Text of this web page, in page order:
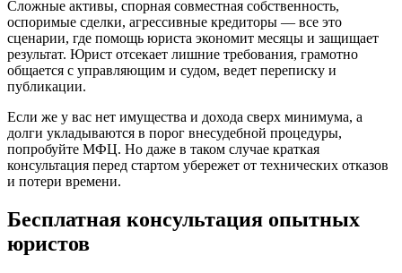
Сложные активы, спорная совместная собственность,
оспоримые сделки, агрессивные кредиторы — все это
сценарии, где помощь юриста экономит месяцы и защищает
результат. Юрист отсекает лишние требования, грамотно
общается с управляющим и судом, ведет переписку и
публикации.
Если же у вас нет имущества и дохода сверх минимума, а
долги укладываются в порог внесудебной процедуры,
попробуйте МФЦ. Но даже в таком случае краткая
консультация перед стартом убережет от технических отказов
и потери времени.
Бесплатная консультация опытных
юристов